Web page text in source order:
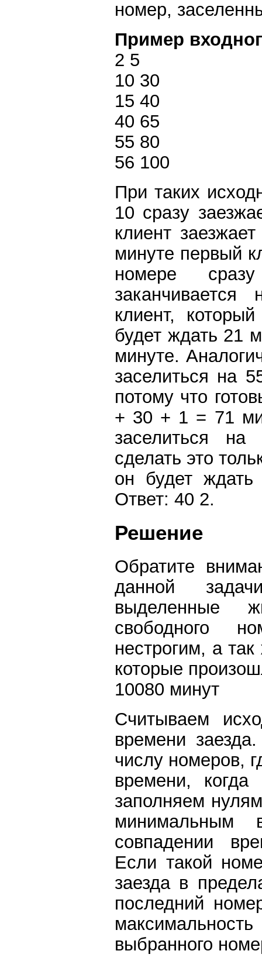
номер,
Пример
2 5
10 30
15 40
40 65
55 80
56 100
При таких
10 сразу
клиент
минуте первый
номере
клиент,
будет ждать 21
минуте.
заселиться на
потому что
+ 30 + 1 = 71
заселиться
сделать это
он будет
Ответ: 40 2.
Решение
Обратите
данной
выделенные
свободного
нестрогим, а
которые
10080 минут
Считываем
времени
числу номеров,
времени,
заполняем
минимальным
совпадении
Если такой
заезда в
последний
выбранного